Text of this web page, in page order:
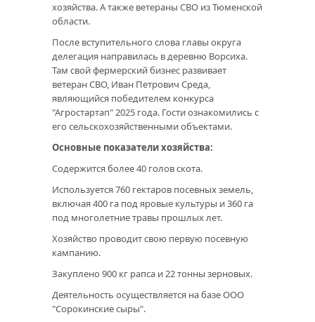
хозяйства. А также ветераны СВО из Тюменской
области.
После вступительного слова главы округа
делегация направилась в деревню Ворсиха.
Там свой фермерский бизнес развивает
ветеран СВО, Иван Петрович Среда,
являющийся победителем конкурса
"Агростартап" 2025 года. Гости ознакомились с
его сельскохозяйственными объектами.
Основные показатели хозяйства:
Содержится более 40 голов скота.
Используется 760 гектаров посевных земель,
включая 400 га под яровые культуры и 360 га
под многолетние травы прошлых лет.
Хозяйство проводит свою первую посевную
кампанию.
Закуплено 900 кг рапса и 22 тонны зерновых.
Деятельность осуществляется на базе ООО
"Сорокинские сыры".